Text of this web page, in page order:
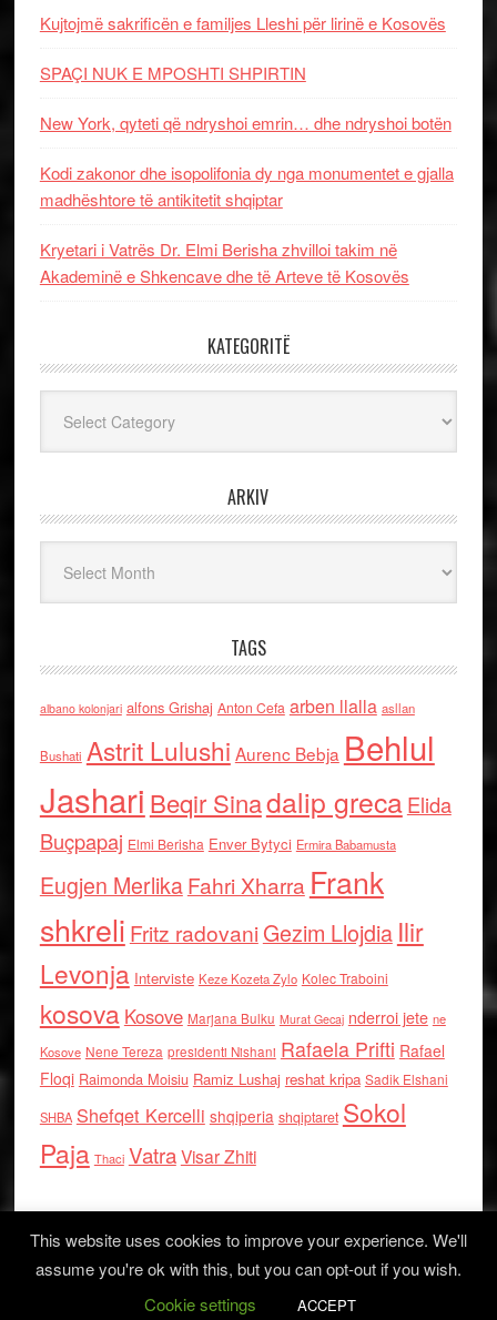
Kujtojmë sakrificën e familjes Lleshi për lirinë e Kosovës
SPAÇI NUK E MPOSHTI SHPIRTIN
New York, qyteti që ndryshoi emrin… dhe ndryshoi botën
Kodi zakonor dhe isopolifonia dy nga monumentet e gjalla
madhështore të antikitetit shqiptar
Kryetari i Vatrës Dr. Elmi Berisha zhvilloi takim në
Akademinë e Shkencave dhe të Arteve të Kosovës
KATEGORITË
ARKIV
TAGS
albano kolonjari alfons Grishaj Anton Cefa arben llalla asllan
Bushati Astrit Lulushi Aurenc Bebja Behlul
Jashari Beqir Sinadalip grecaElida
Buçpapaj Elmi Berisha Enver Bytyci Ermira Babamusta
Eugjen MerlikaFahri Xharra Frank
shkreli Fritz radovaniGezim Llojdia Ilir
Levonja Interviste Keze Kozeta Zylo Kolec Traboini
kosova Kosove Marjana Bulku Murat Gecaj nderroi jete ne
Kosove Nene Tereza presidenti Nishani Rafaela Prifti Rafael
Floqi Raimonda Moisiu Ramiz Lushaj reshat kripa Sadik Elshani
SHBA Shefqet Kercelli shqiperia shqiptaret Sokol
Paja Thaci VatraVisar Zhiti
Log in
This website uses cookies to improve your experience. We'll
assume you're ok with this, but you can opt-out if you wish.
Cookie settings
ACCEPT